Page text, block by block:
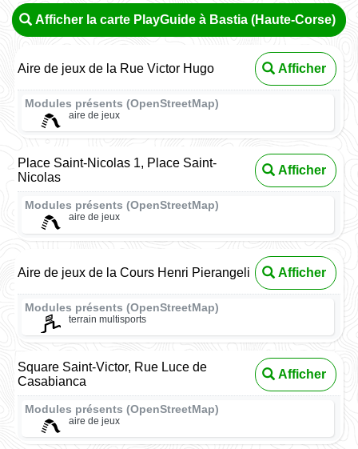
Afficher la carte PlayGuide à Bastia (Haute-Corse)
Aire de jeux de la Rue Victor Hugo Afficher
Modules présents (OpenStreetMap)
aire de jeux
Place Saint-Nicolas 1, Place Saint-
Nicolas
Afficher
Modules présents (OpenStreetMap)
aire de jeux
Aire de jeux de la Cours Henri Pierangeli Afficher
Modules présents (OpenStreetMap)
terrain multisports
Square Saint-Victor, Rue Luce de
Casabianca
Afficher
Modules présents (OpenStreetMap)
aire de jeux